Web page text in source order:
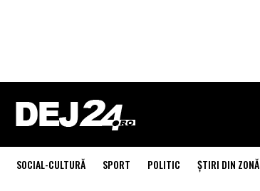
SOCIAL-CULTURĂ SPORT POLITIC ŞTIRI DIN ZONĂ